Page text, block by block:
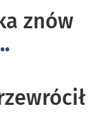
znów